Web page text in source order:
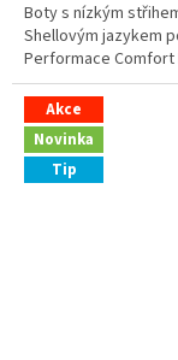
Boty s nízkým
Shellovým jazykem
Performace Comfort
Akce
Novinka
Tip